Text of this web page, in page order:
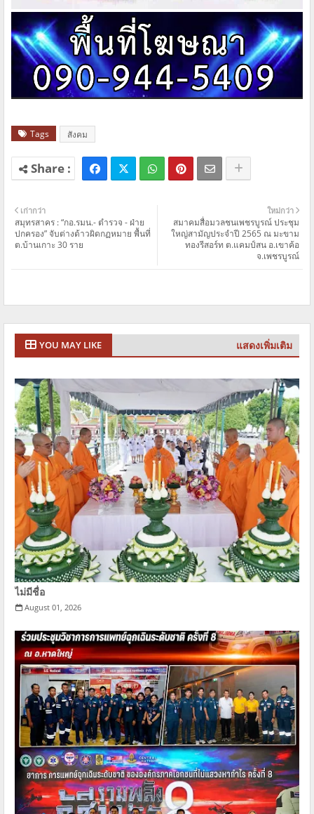
Tags สังคม
ใหม่กว่า
สมาคมสื่อมวลชนเพชรบูรณ์ ประชุม
ใหญ่สามัญประจำปี 2565 ณ มะขาม
ทองรีสอร์ท ต.แคมป์สน อ.เขาค้อ
จ.เพชรบูรณ์
เก่ากว่า
สมุทรสาคร : “กอ.รมน.- ตำรวจ - ฝ่าย
ปกครอง” จับต่างด้าวผิดกฏหมาย พื้นที่
ต.บ้านเกาะ 30 ราย
YOU MAY LIKE แสดงเพิ่มเติม
ไม่มีชื่อ
August 01, 2026